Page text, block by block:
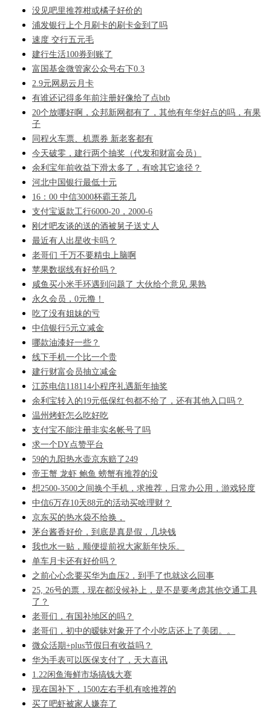
没见吧里推荐柑或橘子好价的
浦发银行上个月刷卡的刷卡金到了吗
速度 交行五元毛
建行生活100券到账了
富国基金微管家公众号右下0.3
2.9元网易云月卡
有谁还记得多年前注册好像给了点btb
20个放哪好啊，众邦新网都有了，其他有年华好点的吗，有果
子
同程火车票、机票券 新老客都有
今天破零，建行两个抽奖（代发和财富会员）
余利宝年前收益下滑太多了，有啥其它途径？
河北中国银行最低十元
16：00 中信3000杯霸王茶几
支付宝返款工行6000-20，2000-6
刚才吧友谈的送的酒被舅子送丈人
最近有人出星收卡吗？
老哥们 千万不要精虫上脑啊
苹果数据线有好价吗？
咸鱼买小米手环遇到问题了 大伙给个意见 果熟
永久会员，0元撸！
吃了没有姐妹的亏
中信银行5元立减金
哪款油漆好一些？
线下手机一个比一个贵
建行财富会员抽立减金
江苏电信118114小程序礼遇新年抽奖
余利宝转入的19元低保红包都不给了，还有其他入口吗？
温州烤虾怎么吃好吃
支付宝不能注册非实名帐号了吗
求一个DY点赞平台
59的九阳热水壶京东赔了249
帝王蟹 龙虾 鲍鱼 螃蟹有推荐的没
想2500-3500之间换个手机，求推荐，日常办公用，游戏轻度
中信6万存10天88元的活动买啥理财？
京东买的热水袋不给换，
茅台酱香好价，到底是真是假，几块钱
我也水一贴，顺便提前祝大家新年快乐。
单车月卡还有好价吗？
之前心心念要买华为血压2，到手了也就这么回事
25, 26号的票，现在都没候补上，是不是要考虑其他交通工具
了？
老哥们，有国补地区的吗？
老哥们，初中的暧昧对象开了个小吃店还上了美团。。
微众活期+plus节假日有收益吗？
华为手表可以医保支付了，天大喜讯
1.22闲鱼海鲜市场搞钱大赛
现在国补下，1500左右手机有啥推荐的
买了吧虾被家人嫌弃了